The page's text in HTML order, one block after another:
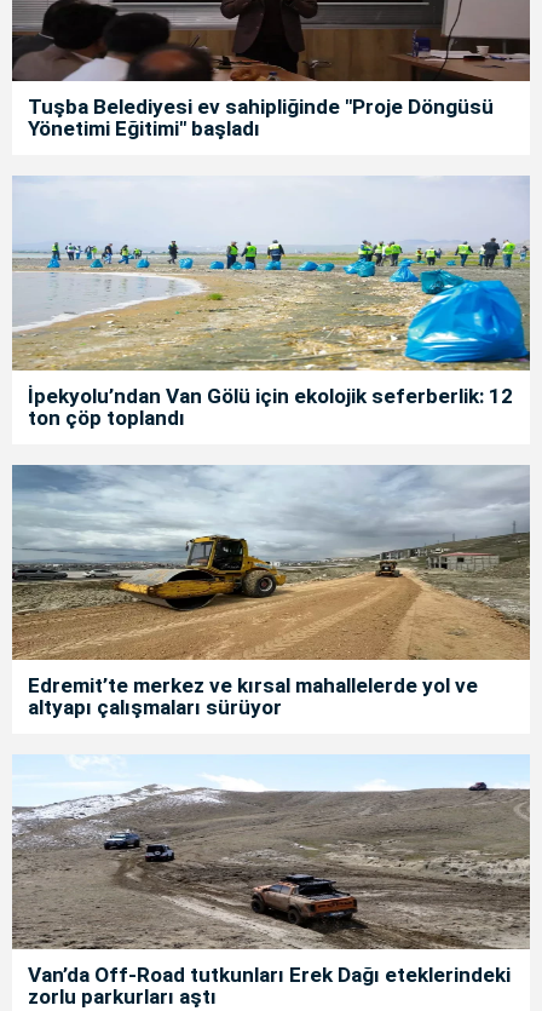
Tuşba Belediyesi ev sahipliğinde "Proje Döngüsü
Yönetimi Eğitimi" başladı
İpekyolu’ndan Van Gölü için ekolojik seferberlik: 12
ton çöp toplandı
Edremit’te merkez ve kırsal mahallelerde yol ve
altyapı çalışmaları sürüyor
Van’da Off-Road tutkunları Erek Dağı eteklerindeki
zorlu parkurları aştı